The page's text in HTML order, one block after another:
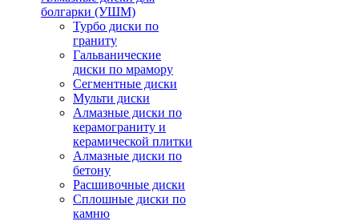
болгарки (УШМ)
Турбо диски по
граниту
Гальванические
диски по мрамору
Сегментные диски
Мульти диски
Алмазные диски по
керамограниту и
керамической плитки
Алмазные диски по
бетону
Расшивочные диски
Сплошные диски по
камню